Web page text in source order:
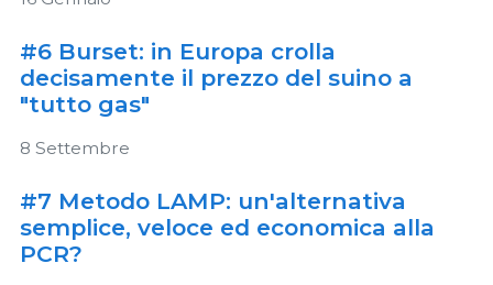
#6 Burset: in Europa crolla
decisamente il prezzo del suino a
"tutto gas"
8 Settembre
#7 Metodo LAMP: un'alternativa
semplice, veloce ed economica alla
PCR?